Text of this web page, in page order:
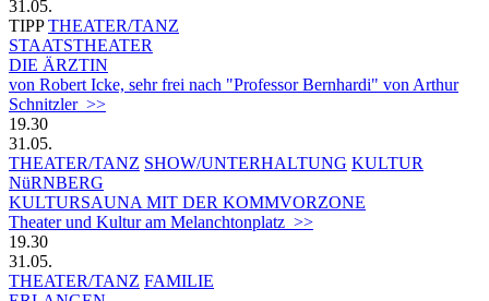
31.05.
TIPP THEATER/TANZ
STAATSTHEATER
DIE ÄRZTIN
von Robert Icke, sehr frei nach "Professor Bernhardi" von Arthur
Schnitzler >>
19.30
31.05.
THEATER/TANZ SHOW/UNTERHALTUNG KULTUR
NüRNBERG
KULTURSAUNA MIT DER KOMMVORZONE
Theater und Kultur am Melanchtonplatz >>
19.30
31.05.
THEATER/TANZ FAMILIE